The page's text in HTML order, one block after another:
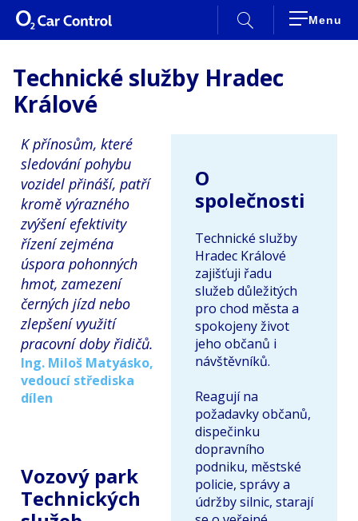
Zavřít
Představení služby
Technické řešení
Instalační místa
Ceník
Novinky
Přihlásit se
Menu
Technické služby Hradec
Králové
K přínosům, které
sledování pohybu
vozidel přináší, patří
kromě výrazného
zvýšení efektivity
řízení zejména
úspora pohonných
hmot, zamezení
černých jízd nebo
zlepšení využití
pracovní doby řidičů.
Ing. Miloš Matyásko,
vedoucí střediska
dílen
Vozový park
Technických
O
společnosti
Technické služby
Hradec Králové
zajišťuji řadu
služeb důležitých
pro chod města a
spokojeny život
jeho občanů i
návštěvníků.
Reagují na
požadavky občanů,
dispečinku
dopravního
podniku, městské
policie, správy a
údržby silnic, starají